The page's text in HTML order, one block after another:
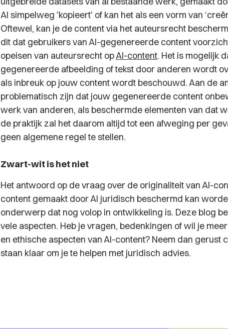
AI simpelweg 'kopieert' of kan het als een vorm van
Oftewel, kan je de content via het auteursrecht
dit dat gebruikers van AI-gegenereerde content
opeisen van auteursrecht opAI-content. Het is mogelijk
gegenereerde afbeelding of tekst door anderen wordt
als inbreuk op jouw content wordt beschouwd. Aan de
problematisch zijn dat jouw gegenereerde content
werk van anderen, als beschermde elementen van dat
de praktijk zal het daarom altijd tot een afweging per
geen algemene regel te stellen.
Zwart-wit is het niet
Het antwoord op de vraag over de originaliteit van AI-
content gemaakt door AI juridisch beschermd kan
onderwerp dat nog volop in ontwikkeling is. Deze blog
vele aspecten. Heb je vragen, bedenkingen of wil je
en ethische aspecten van AI-content? Neem dan gerust
staan klaar om je te helpen met juridisch advies.